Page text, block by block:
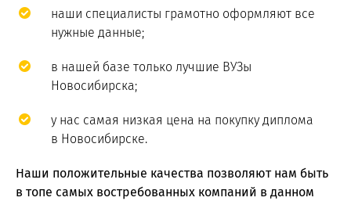
наши специалисты грамотно оформляют все
нужные данные;
в нашей базе только лучшие ВУЗы
Новосибирска;
у нас самая низкая цена на покупку диплома
в Новосибирске.
Наши положительные качества позволяют нам быть
в топе самых востребованных компаний в данном